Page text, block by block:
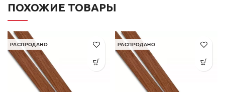
ПОХОЖИЕ ТОВАРЫ
РАСПРОДАНО РАСПРОДАНО